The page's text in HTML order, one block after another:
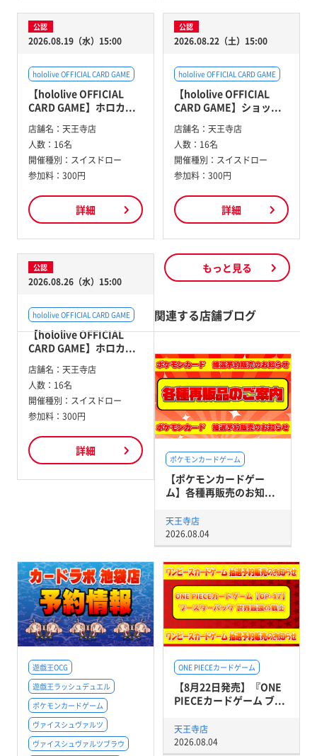
公認
2026.08.19（水）15:00
hololive OFFICIAL CARD GAME
【hololive OFFICIAL
CARD GAME】ホロカ...
店舗名： 天王寺店
人数： 16名
開催種別： スイスドロー
参加料： 300円
詳細
公認
2026.08.22（土）15:00
hololive OFFICIAL CARD GAME
【hololive OFFICIAL
CARD GAME】ショッ...
店舗名： 天王寺店
人数： 16名
開催種別： スイスドロー
参加料： 300円
詳細
公認
2026.08.26（水）15:00
hololive OFFICIAL CARD GAME
【hololive OFFICIAL
CARD GAME】ホロカ...
店舗名： 天王寺店
人数： 16名
開催種別： スイスドロー
参加料： 300円
詳細
もっと見る
関連する店舗ブログ
ポケモンカードゲーム
【ポケモンカードゲー
ム】各種再販売のお知...
天王寺店
2026.08.04
ONE PIECEカードゲーム
【8月22日発売】『ONE
PIECEカードゲーム ブ...
天王寺店
2026.08.04
遊戯王OCG
遊戯王ラッシュデュエル
ポケモンカードゲーム
ヴァイスシュヴァルツ
ヴァイスシュヴァルツブラウ